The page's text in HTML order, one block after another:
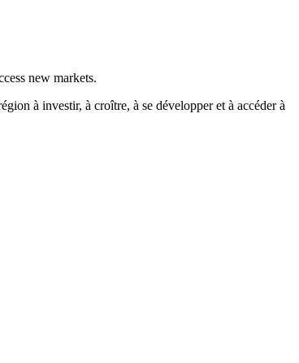
new markets.
à investir, à croître, à se développer et à accéder à